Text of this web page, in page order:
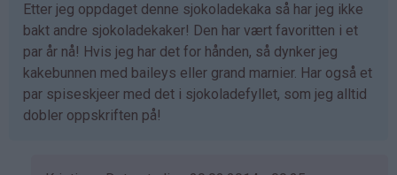
Etter jeg oppdaget denne sjokoladekaka så har jeg ikke
bakt andre sjokoladekaker! Den har vært favoritten i et
par år nå! Hvis jeg har det for hånden, så dynker jeg
kakebunnen med baileys eller grand marnier. Har også et
par spiseskjeer med det i sjokoladefyllet, som jeg alltid
dobler oppskriften på!